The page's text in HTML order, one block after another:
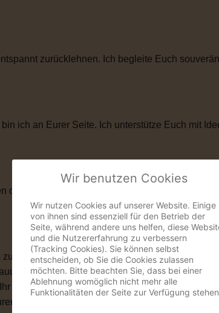
zurücklehnen. Ich begleite Euch
ich an Eurer Seite. Ich unterstütze Euch mit
oder künstlerischen Elementen. Als ehemaliger
ihnen passt. Vielleicht ist eine kirchliche
schenkt Euch genau das, was Ihr Euch
Euch das Ja-Wort gebt. Ob romantisch,
Eheversprechen und vielen kleinen
Wir benutzen Cookies
Wir nutzen Cookies auf unserer Website. Einige
von ihnen sind essenziell für den Betrieb der
Seite, während andere uns helfen, diese
und die Nutzererfahrung zu verbessern
(Tracking Cookies). Sie können selbst
entscheiden, ob Sie die Cookies zulassen
möchten. Bitte beachten Sie, dass bei einer
Ablehnung womöglich nicht mehr alle
Funktionalitäten der Seite zur Verfügung